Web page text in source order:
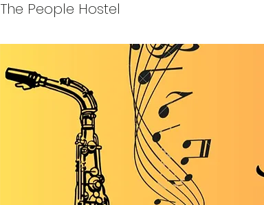
The People Hostel